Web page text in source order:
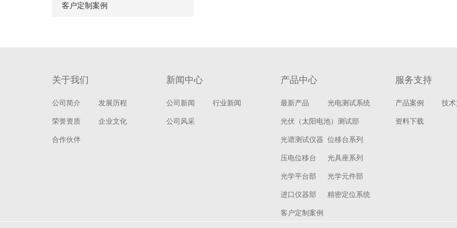
客户定制案例
关于我们
公司简介
发展历程
荣誉资质
企业文化
合作伙伴
新闻中心
公司新闻
行业新闻
公司风采
产品中心
最新产品
光电测试系统
光伏（太阳电池）测试部
光谱测试仪器 位移台系列
压电位移台
光具座系列
光学平台部
光学元件部
进口仪器部
精密定位系统
客户定制案例
服务支持
产品案例
技
资料下载